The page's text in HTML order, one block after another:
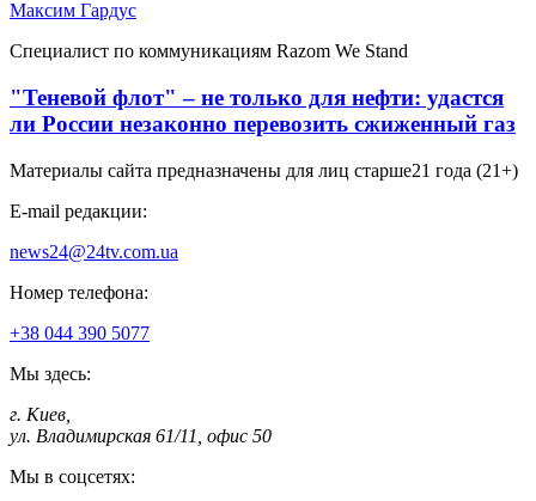
Максим Гардус
Специалист по коммуникациям Razom We Stand
"Теневой флот" – не только для нефти: удастся
ли России незаконно перевозить сжиженный газ
Материалы сайта предназначены для лиц старше21 года (21+)
E-mail редакции:
news24@24tv.com.ua
Номер телефона:
+38 044 390 5077
Мы здесь:
г. Киев
ул. Владимирская 61/11, офис 50
Мы в соцсетях: